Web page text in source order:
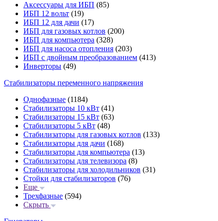
Аксессуары для ИБП (85)
ИБП 12 вольт (19)
ИБП 12 для дачи (17)
ИБП для газовых котлов (200)
ИБП для компьютера (328)
ИБП для насоса отопления (203)
ИБП с двойным преобразованием (413)
Инверторы (49)
Стабилизаторы переменного напряжения
Однофазные (1184)
Стабилизаторы 10 кВт (41)
Стабилизаторы 15 кВт (63)
Стабилизаторы 5 кВт (48)
Стабилизаторы для газовых котлов (133)
Стабилизаторы для дачи (168)
Стабилизаторы для компьютера (13)
Стабилизаторы для телевизора (8)
Стабилизаторы для холодильников (31)
Стойки для стабилизаторов (76)
Еще
Трехфазные (594)
Скрыть